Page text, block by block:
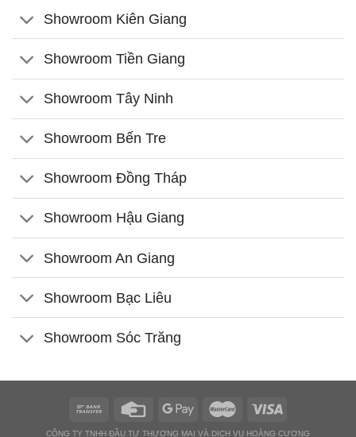
Showroom Kiên Giang
Showroom Tiền Giang
Showroom Tây Ninh
Showroom Bến Tre
Showroom Đồng Tháp
Showroom Hậu Giang
Showroom An Giang
Showroom Bạc Liêu
Showroom Sóc Trăng
CÔNG TY TNHH ĐẦU TƯ THƯƠNG MẠI VÀ DỊCH VỤ HOÀNG CƯƠNG